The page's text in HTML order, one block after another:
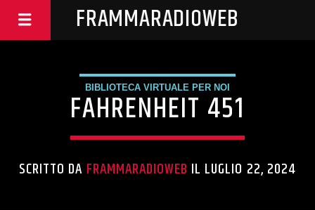
FRAMMARADIOWEB
BIBLIOTECA VIRTUALE PER NOI
FAHRENHEIT 451
SCRITTO DA FRAMMARADIOWEB IL LUGLIO 22, 2024